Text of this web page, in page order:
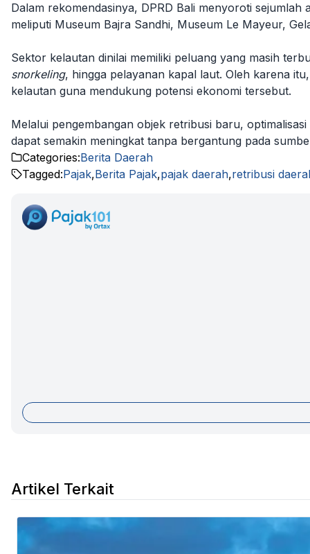
Dalam rekomendasinya, DPRD Bali menyoroti
meliputi Museum Bajra Sandhi, Museum Le Mayeur,
Sektor kelautan dinilai memiliki peluang yang masih
snorkeling, hingga pelayanan kapal laut. Oleh karena
kelautan guna mendukung potensi ekonomi tersebut.
Melalui pengembangan objek retribusi baru,
dapat semakin meningkat tanpa bergantung pada
Categories:Berita Daerah
Tagged:Pajak,Berita Pajak,pajak daerah,retribusi
Artikel Terkait